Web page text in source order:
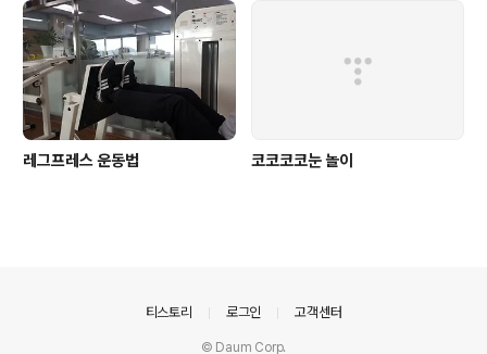
레그프레스 운동법 코코코코눈 놀이
티스토리 로그인 고객센터
© Daum Corp.